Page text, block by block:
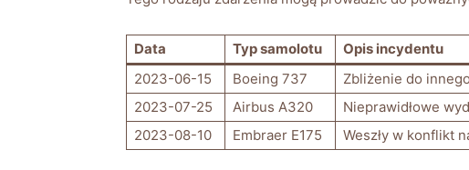
Data Typ samolotu
Opis incydentu
2023-06-15
Boeing 737
Zbliżenie do
2023-07-25
Airbus A320
Nieprawidłowe
2023-08-10
Embraer E175 Weszły w konflikt